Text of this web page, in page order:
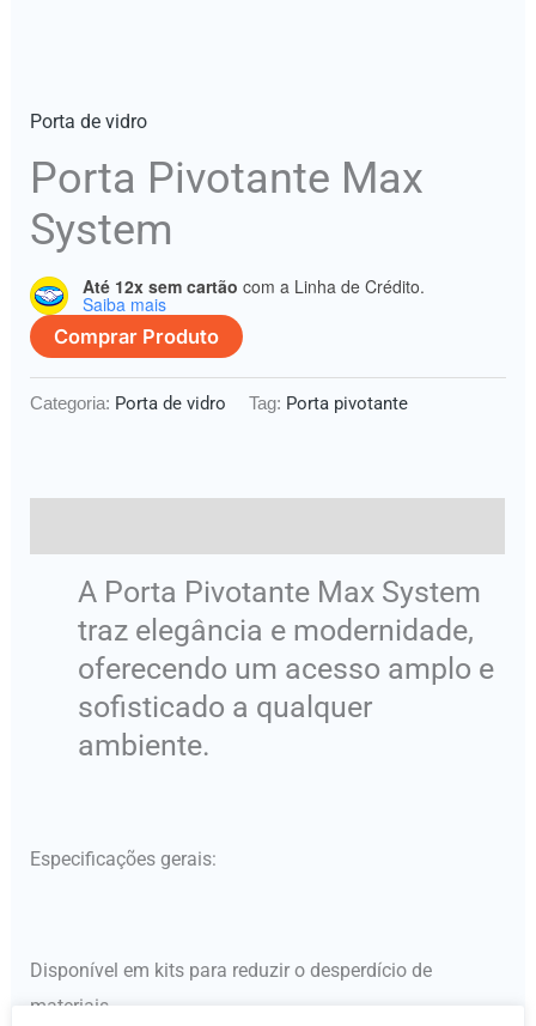
Porta de vidro
Porta Pivotante Max
System
Até 12x sem cartão com a Linha de Crédito.
Saiba mais
Comprar Produto
Categoria: Porta de vidro Tag: Porta pivotante
A Porta Pivotante Max System
traz elegância e modernidade,
oferecendo um acesso amplo e
sofisticado a qualquer
ambiente.
Especificações gerais:
Disponível em kits para reduzir o desperdício de
materiais.